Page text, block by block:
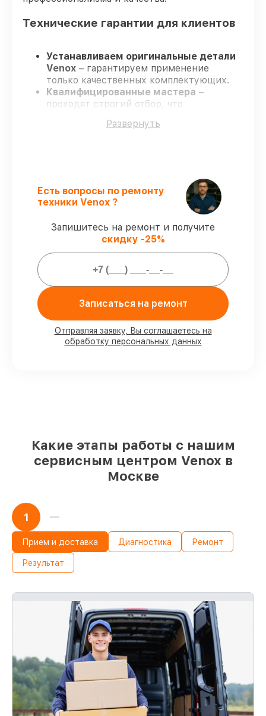
Технические гарантии для клиентов
Устанавливаем оригинальные детали
Venox – гарантируем применение
только качественных комплектующих.
Квалифицированные мастера –
проходят строгий отбор, что
ремонтные услуги и комплектующие
защищены официальной гарантией
Мы гарантируем:
работ закрываем с возможностью
личного присутствия владельца
деталей Venox имеются на складе в
оперативно
Фирменные детали Venox и
Развернуть
Есть вопросы по ремонту
техники Venox ?
Запишитесь на ремонт и получите
скидку -25%
Записаться на ремонт
Отправляя заявку, Вы соглашаетесь на
обработку персональных данных
Какие этапы работы с нашим
сервисным центром Venox в
Москве
1
Прием и доставка Диагностика Ремонт
Результат